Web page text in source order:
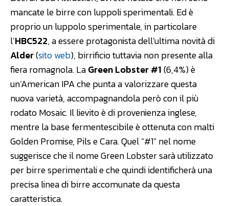
mancate le birre con luppoli sperimentali. Ed è
proprio un luppolo sperimentale, in particolare
l’HBC522, a essere protagonista dell’ultima novità di
Alder(sito web), birrificio tuttavia non presente alla
fiera romagnola. LaGreen Lobster #1(6,4%) è
un’American IPA che punta a valorizzare questa
nuova varietà, accompagnandola però con il più
rodato Mosaic. Il lievito è di provenienza inglese,
mentre la base fermentescibile è ottenuta con malti
Golden Promise, Pils e Cara. Quel “#1” nel nome
suggerisce che il nome Green Lobster sarà utilizzato
per birre sperimentali e che quindi identificherà una
precisa linea di birre accomunate da questa
caratteristica.